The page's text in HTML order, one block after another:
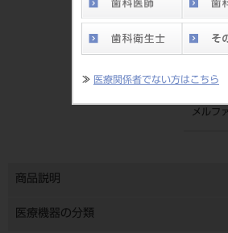
≫ 医療関係者でない方はこちら
標準価
覧くだ
ネット
』
メルフ
商品説明
医療機器の分類